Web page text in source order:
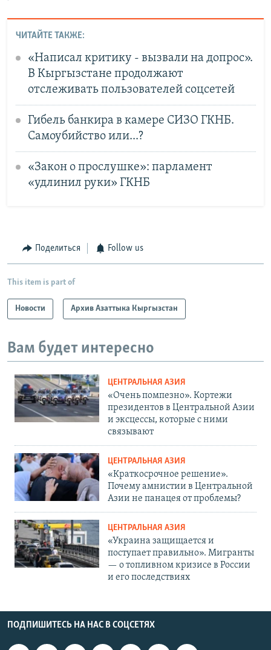
ЧИТАЙТЕ ТАКЖЕ:
«Написал критику - вызвали на допрос».
В Кыргызстане продолжают
отслеживать пользователей соцсетей
Гибель банкира в камере СИЗО ГКНБ.
Самоубийство или...?
«Закон о прослушке»: парламент
«удлинил руки» ГКНБ
Поделиться Follow us
This item is part of
Новости Архив Азаттыка Кыргызстан
Вам будет интересно
ЦЕНТРАЛЬНАЯ АЗИЯ
«Очень помпезно». Кортежи
президентов в Центральной Азии
и эксцессы, которые с ними
связывают
ЦЕНТРАЛЬНАЯ АЗИЯ
«Краткосрочное решение».
Почему амнистии в Центральной
Азии не панацея от проблемы?
ЦЕНТРАЛЬНАЯ АЗИЯ
«Украина защищается и
поступает правильно». Мигранты
— о топливном кризисе в России
и его последствиях
ПОДПИШИТЕСЬ НА НАС В СОЦСЕТЯХ